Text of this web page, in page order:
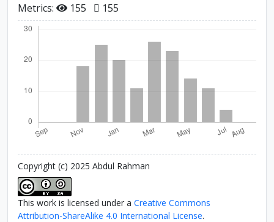
Metrics:
155 155
Copyright (c) 2025 Abdul Rahman
This work is licensed under a Creative Commons
Attribution-ShareAlike 4.0 International License.